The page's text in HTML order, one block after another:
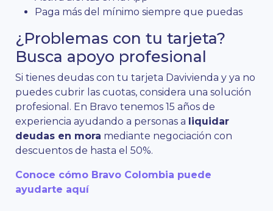
Paga más del mínimo siempre que puedas
¿Problemas con tu tarjeta?
Busca apoyo profesional
Si tienes deudas con tu tarjeta Davivienda y ya no
puedes cubrir las cuotas, considera una solución
profesional. En Bravo tenemos 15 años de
experiencia ayudando a personas a liquidar
deudas en mora mediante negociación con
descuentos de hasta el 50%.
Conoce cómo Bravo Colombia puede
ayudarte aquí